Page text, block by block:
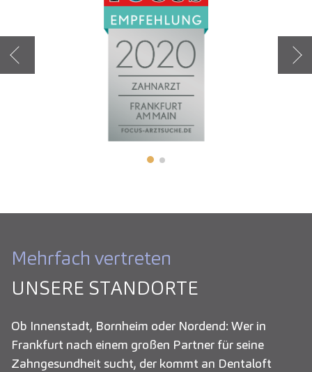
Mehrfach vertreten
UNSERE STANDORTE
Ob Innenstadt, Bornheim oder Nordend: Wer in
Frankfurt nach einem großen Partner für seine
Zahngesundheit sucht, der kommt an Dentaloft